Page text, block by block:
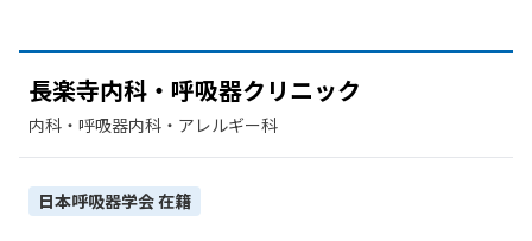
長楽寺内科・呼吸器クリニック
内科・​呼吸器内科・​アレルギー科
日本呼吸器学会在籍